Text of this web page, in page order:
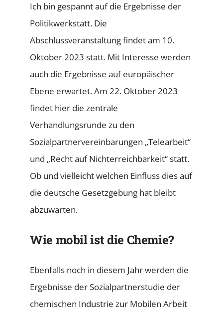
Ich bin gespannt auf die Ergebnisse der
Politikwerkstatt. Die
Abschlussveranstaltung findet am 10.
Oktober 2023 statt. Mit Interesse werden
auch die Ergebnisse auf europäischer
Ebene erwartet. Am 22. Oktober 2023
findet hier die zentrale
Verhandlungsrunde zu den
Sozialpartnervereinbarungen „Telearbeit“
und „Recht auf Nichterreichbarkeit“ statt.
Ob und vielleicht welchen Einfluss dies auf
die deutsche Gesetzgebung hat bleibt
abzuwarten.
Wie mobil ist die Chemie?
Ebenfalls noch in diesem Jahr werden die
Ergebnisse der Sozialpartnerstudie der
chemischen Industrie zur Mobilen Arbeit